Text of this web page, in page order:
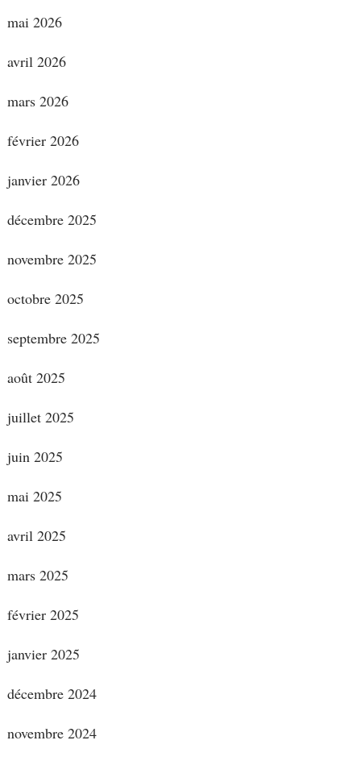
mai 2026
avril 2026
mars 2026
février 2026
janvier 2026
décembre 2025
novembre 2025
octobre 2025
septembre 2025
août 2025
juillet 2025
juin 2025
mai 2025
avril 2025
mars 2025
février 2025
janvier 2025
décembre 2024
novembre 2024